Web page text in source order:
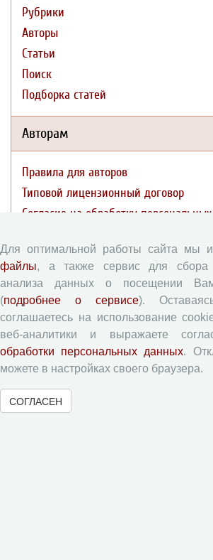
Рубрики
Авторы
Статьи
Поиск
Подборка статей
Авторам
Правила для авторов
Типовой лицензионный договор
Согласие на обработку
Приватность
Рецензентам
Памятка рецензенту
Форма рецензии
Журналы ВолНЦ РАН
Для оптимальной работы сайта мы
файлы, а также сервис для сбора
анализа данных о посещении
(подробнее о сервисе).
соглашаетесь на использование
веб-аналитики и выражаете
обработки персональных данных.
можете в настройках своего браузера.
СОГЛАСЕН